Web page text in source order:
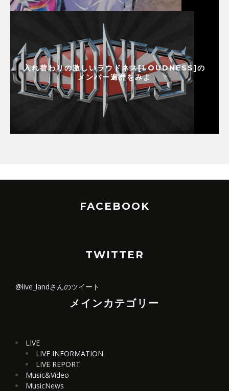
入れ替わりの激しいラウドネス[LOUDNESS]の
メンバー遍歴をみよ
FACEBOOK
TWITTER
@live_landさんのツイート
メインカテゴリー
LIVE
LIVE INFORMATION
LIVE REPORT
Music&Video
MusicNews